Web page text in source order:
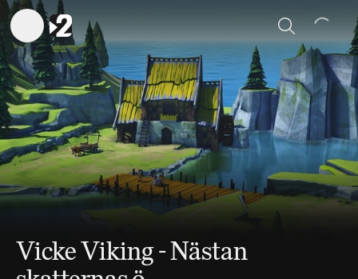
Sök
Vicke Viking - Nästan